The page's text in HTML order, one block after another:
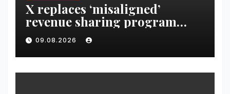
X replaces ‘misaligned’
revenue sharing program
with Original Content
Rewards | VseTime.ru
09.08.2026